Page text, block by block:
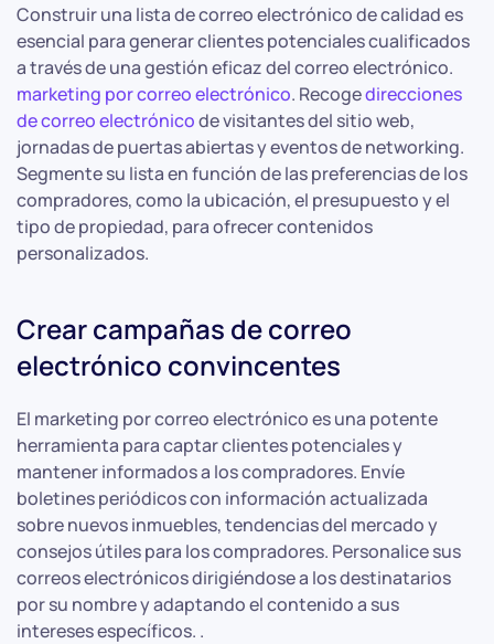
Construir una lista de correo electrónico de calidad es
esencial para generar clientes potenciales cualificados
a través de una gestión eficaz del correo electrónico.
marketing por correo electrónico. Recogedirecciones
de correo electrónicode visitantes del sitio web,
jornadas de puertas abiertas y eventos de networking.
Segmente su lista en función de las preferencias de los
compradores, como la ubicación, el presupuesto y el
tipo de propiedad, para ofrecer contenidos
personalizados.
Crear campañas de correo
electrónico convincentes
El marketing por correo electrónico es una potente
herramienta para captar clientes potenciales y
mantener informados a los compradores. Envíe
boletines periódicos con información actualizada
sobre nuevos inmuebles, tendencias del mercado y
consejos útiles para los compradores. Personalice sus
correos electrónicos dirigiéndose a los destinatarios
por su nombre y adaptando el contenido a sus
intereses específicos. .